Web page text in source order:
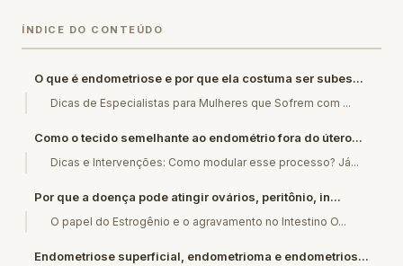
ÍNDICE DO CONTEÚDO
O que é endometriose e por que ela costuma ser subes...
Dicas de Especialistas para Mulheres que Sofrem com ...
Como o tecido semelhante ao endométrio fora do útero...
Dicas e Intervenções: Como modular esse processo? Já...
Por que a doença pode atingir ovários, peritônio, in...
O papel do Estrogênio e o agravamento no Intestino O...
Endometriose superficial, endometrioma e endometrios...